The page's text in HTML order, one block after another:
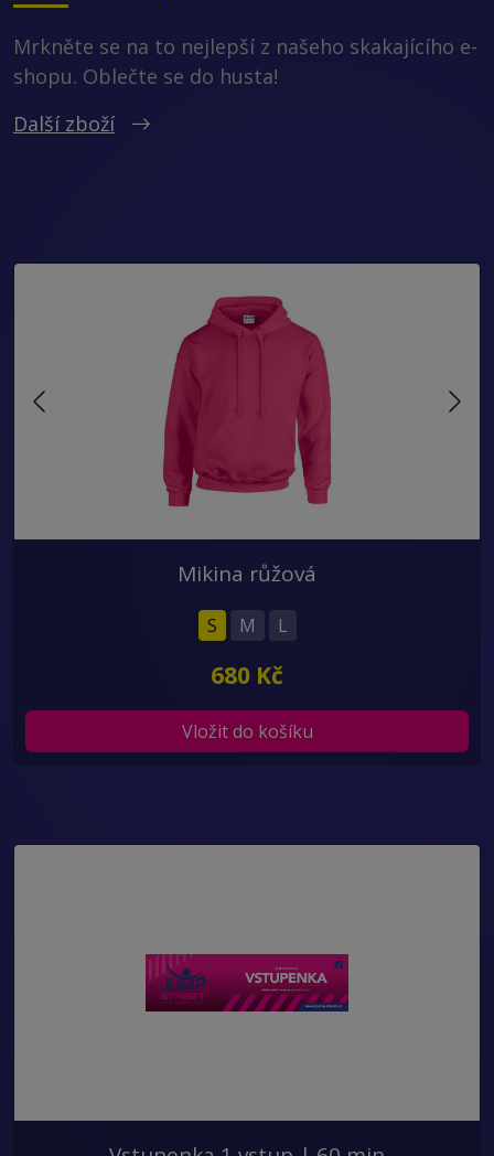
Mrkněte se na to nejlepší z našeho skakajícího e-
shopu. Oblečte se do husta!
Další zboží
Mikina růžová
S M L
680 Kč
Vložit do košíku